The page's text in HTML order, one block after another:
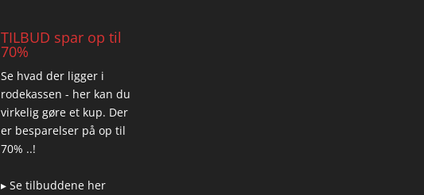
TILBUD spar op til
70%
Se hvad der ligger i
rodekassen - her kan du
virkelig gøre et kup. Der
er besparelser på op til
70% ..!
▸ Se tilbuddene her